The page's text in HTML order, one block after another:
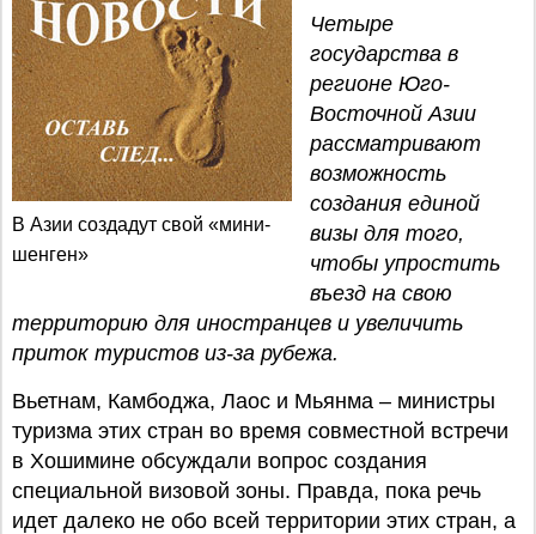
В Азии создадут свой «мини-
шенген»
Четыре
государства в
регионе Юго-
Восточной Азии
рассматривают
возможность
создания единой
визы для того,
чтобы упростить
въезд на свою
территорию для иностранцев и увеличить
приток туристов из-за рубежа.
Вьетнам, Камбоджа, Лаос и Мьянма – министры
туризма этих стран во время совместной встречи
в Хошимине обсуждали вопрос создания
специальной визовой зоны. Правда, пока речь
идет далеко не обо всей территории этих стран, а